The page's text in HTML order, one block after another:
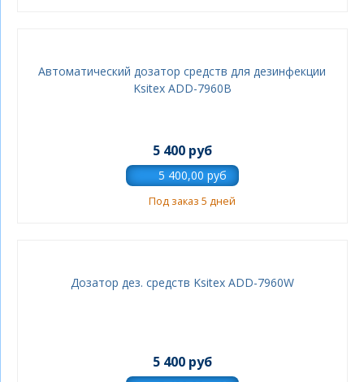
Автоматический дозатор средств для дезинфекции
Ksitex ADD-7960B
5 400 руб
Под заказ 5 дней
Дозатор дез. средств Ksitex ADD-7960W
5 400 руб